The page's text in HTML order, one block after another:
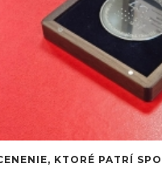
KTORÉ PATRÍ